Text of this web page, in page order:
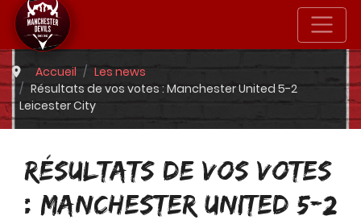
Accueil
Les news
Résultats de vos votes : Manchester United 5-2
Leicester City
RÉSULTATS DE VOS VOTES
: MANCHESTER UNITED 5-2